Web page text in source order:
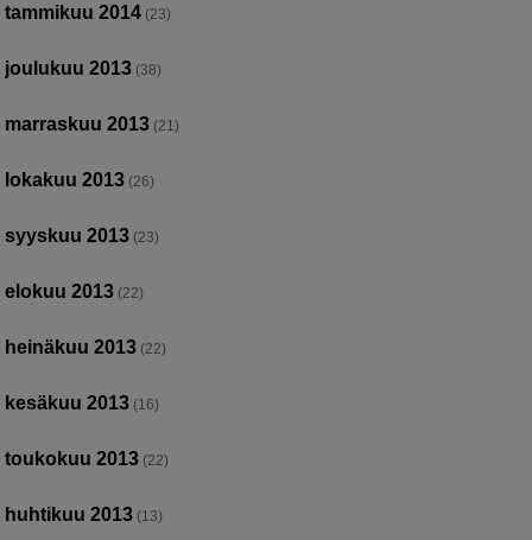
tammikuu 2014 (23)
joulukuu 2013 (38)
marraskuu 2013 (21)
lokakuu 2013 (26)
syyskuu 2013 (23)
elokuu 2013 (22)
heinäkuu 2013 (22)
kesäkuu 2013 (16)
toukokuu 2013 (22)
huhtikuu 2013 (13)